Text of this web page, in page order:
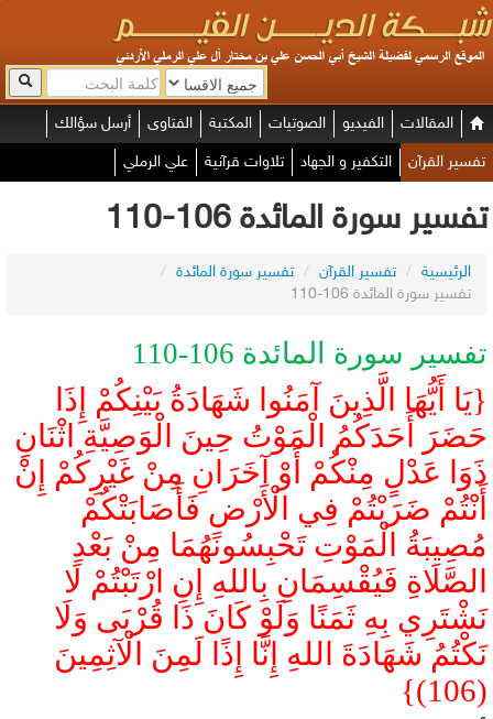
المقالات الفيديو الصوتيات المكتبة الفتاوى أرسل سؤالك
تفسير القرآن التكفير و الجهاد تلاوات قرآنية علي الرملي
تفسير سورة المائدة 106-110
الرئيسية / تفسير القرآن / تفسير سورة المائدة /
تفسير سورة المائدة 106-110
تفسير سورة المائدة 106-110
{يَا أَيُّهَا الَّذِينَ آمَنُوا شَهَادَةُ بَيْنِكُمْ إِذَا
حَضَرَ أَحَدَكُمُ الْمَوْتُ حِينَ الْوَصِيَّةِ اثْنَانِ
ذَوَا عَدْلٍ مِنْكُمْ أَوْ آخَرَانِ مِنْ غَيْرِكُمْ إِنْ
أَنْتُمْ ضَرَبْتُمْ فِي الْأَرْضِ فَأَصَابَتْكُمْ
مُصِيبَةُ الْمَوْتِ تَحْبِسُونَهُمَا مِنْ بَعْدِ
الصَّلَاةِ فَيُقْسِمَانِ بِاللهِ إِنِ ارْتَبْتُمْ لَا
نَشْتَرِي بِهِ ثَمَنًا وَلَوْ كَانَ ذَا قُرْبَى وَلَا
نَكْتُمُ شَهَادَةَ اللهِ إِنَّا إِذًا لَمِنَ الْآثِمِينَ
(106)}